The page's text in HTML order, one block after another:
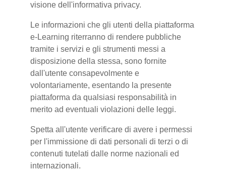
visione dell'informativa privacy.
Le informazioni che gli utenti della piattaforma
e-Learning riterranno di rendere pubbliche
tramite i servizi e gli strumenti messi a
disposizione della stessa, sono fornite
dall'utente consapevolmente e
volontariamente, esentando la presente
piattaforma da qualsiasi responsabilità in
merito ad eventuali violazioni delle leggi.
Spetta all'utente verificare di avere i permessi
per l'immissione di dati personali di terzi o di
contenuti tutelati dalle norme nazionali ed
internazionali.